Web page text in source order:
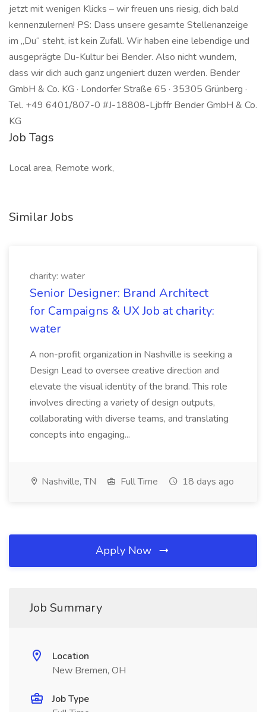
jetzt mit wenigen Klicks – wir freuen uns riesig, dich bald
kennenzulernen! PS: Dass unsere gesamte Stellenanzeige
im „Du“ steht, ist kein Zufall. Wir haben eine lebendige und
ausgeprägte Du-Kultur bei Bender. Also nicht wundern,
dass wir dich auch ganz ungeniert duzen werden. Bender
GmbH & Co. KG · Londorfer Straße 65 · 35305 Grünberg ·
Tel. +49 6401/807-0 #J-18808-Ljbffr Bender GmbH & Co.
KG
Job Tags
Local area, Remote work,
Similar Jobs
charity: water
Senior Designer: Brand Architect
for Campaigns & UX Job at charity:
water
A non-profit organization in Nashville is seeking a
Design Lead to oversee creative direction and
elevate the visual identity of the brand. This role
involves directing a variety of design outputs,
collaborating with diverse teams, and translating
concepts into engaging...
Nashville, TN Full Time 18 days ago
Apply Now
Job Summary
Location
New Bremen, OH
Job Type